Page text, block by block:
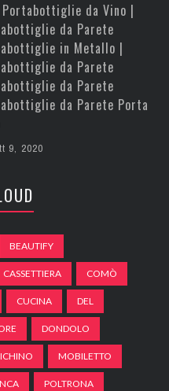
Portabottiglie da Vino |
da Parete
in Metallo |
da Parete
da Parete
da Parete Porta
9, 2020
BEAUTIFY
CASSETTIERA COMÒ
CUCINA DEL
DONDOLO
MOBILETTO
POLTRONA